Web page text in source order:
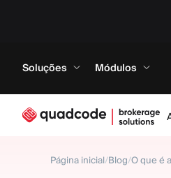
Soluções Módulos
Página inicial/Blog/O que é